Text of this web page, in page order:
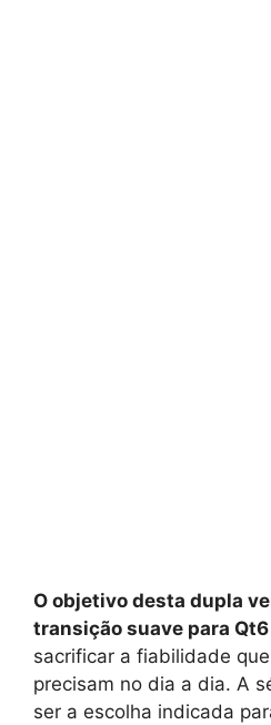
O objetivo desta dupla
transição suave para
sacrificar a fiabilidade
precisam no dia a dia. A
ser a escolha indicada